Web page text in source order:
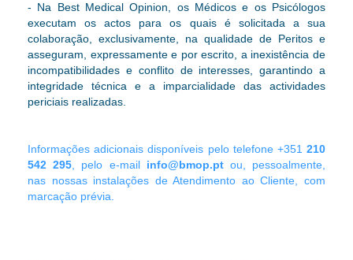
- Na Best Medical Opinion, os Médicos e os Psicólogos
executam os actos para os quais é solicitada a sua
colaboração, exclusivamente, na qualidade de Peritos e
asseguram, expressamente e por escrito, a inexistência de
incompatibilidades e conflito de interesses, garantindo a
integridade técnica e a imparcialidade das actividades
periciais realizadas.
Informações adicionais disponíveis pelo telefone +351 210
542 295 , pelo e-mail info@bmop.ptou, pessoalmente,
nas nossas instalações de Atendimento ao Cliente, com
marcação prévia.